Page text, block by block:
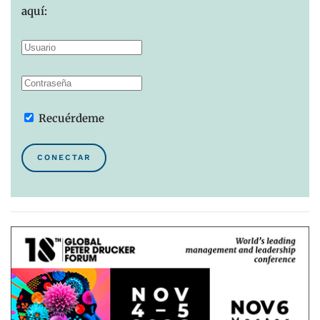
aquí:
Recuérdeme
CONECTAR